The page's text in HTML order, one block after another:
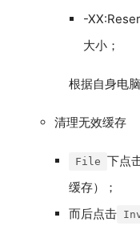
-
大小；
根据自身电
清理无效缓存
File 下点
缓存）；
而后点击